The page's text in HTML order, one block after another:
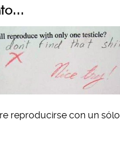
reproducirse con un sólo